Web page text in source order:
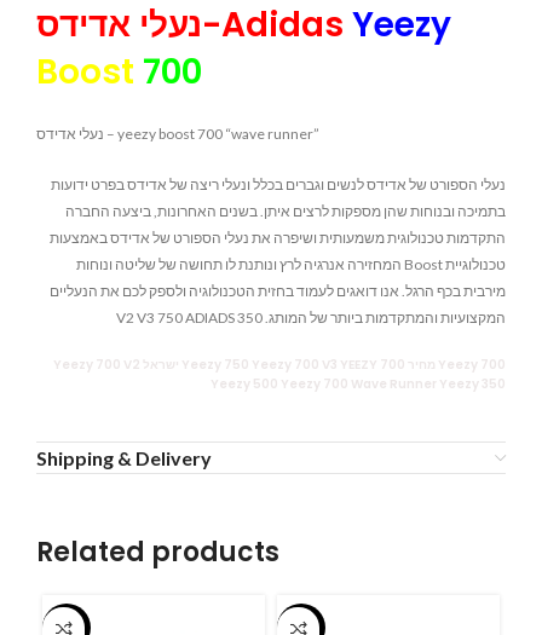
נעלי אדידס-Adidas Yeezy
Boost 700
נעלי אדידס – yeezy boost 700 “wave runner”
נעלי הספורט של אדידס לנשים וגברים בכלל ונעלי ריצה של אדידס בפרט ידועות
בתמיכה ובנוחות שהן מספקות לרצים איתן. בשנים האחרונות, ביצעה החברה
התקדמות טכנולוגית משמעותית ושיפרה את נעלי הספורט של אדידס באמצעות
טכנולוגיית Boost המחזירה אנרגיה לרץ ונותנת לו תחושה של שליטה ונוחות
מירבית בכף הרגל. אנו דואגים לעמוד בחזית הטכנולוגיה ולספק לכם את הנעליים
המקצועיות והמתקדמות ביותר של המותג. V2 V3 750 ADIADS 350
Yeezy 700 מחיר Yeezy 750 Yeezy 700 V3 YEEZY 700 ישראל Yeezy 700 V2
Yeezy 500 Yeezy 700 Wave Runner Yeezy 350
Shipping & Delivery
Related products
-55% -55%